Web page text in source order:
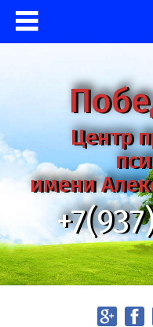
Центр
имени